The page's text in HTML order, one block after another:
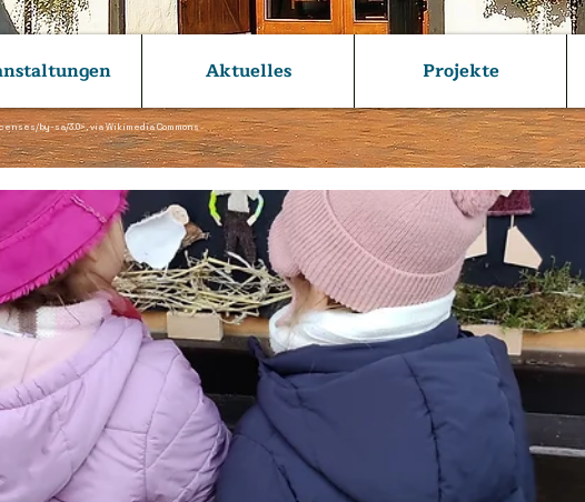
by-sa/3.0>,via Wikimedia Commons
Aktuelles Projekte